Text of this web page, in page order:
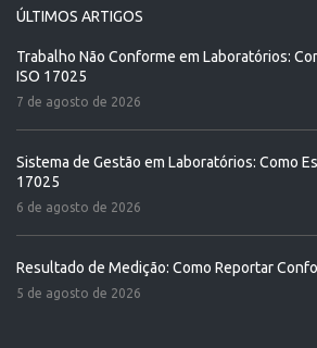
ÚLTIMOS ARTIGOS
Trabalho Não Conforme em Laboratórios:
ISO 17025
7 de agosto de 2026
Sistema de Gestão em Laboratórios: Como
17025
6 de agosto de 2026
Resultado de Medição: Como Reportar
5 de agosto de 2026